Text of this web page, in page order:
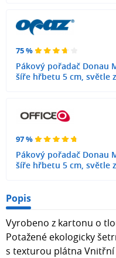
75 %
Pákový pořadač Donau
šíře hřbetu 5 cm, světle
97 %
Pákový pořadač Donau
šíře hřbetu 5 cm, světle
Popis
Vyrobeno z kartonu o
Potažené ekologicky
s texturou plátna